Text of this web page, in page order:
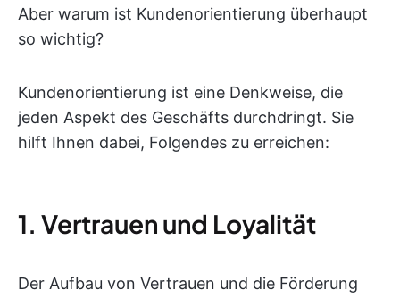
Aber warum ist Kundenorientierung überhaupt
so wichtig?
Kundenorientierung ist eine Denkweise, die
jeden Aspekt des Geschäfts durchdringt. Sie
hilft Ihnen dabei, Folgendes zu erreichen:
1. Vertrauen und Loyalität
Der Aufbau von Vertrauen und die Förderung